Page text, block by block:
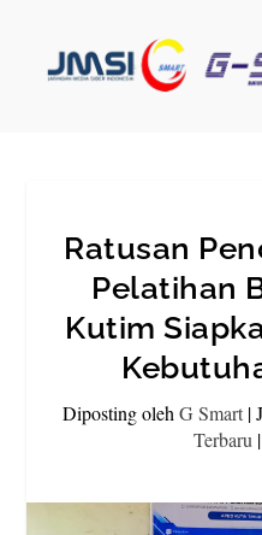
Ratusan
Pelatihan
Kutim
Diposting oleh G Smart|
Terbaru |